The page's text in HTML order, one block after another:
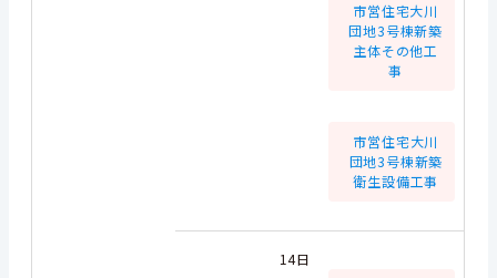
市営住宅大川
団地3号棟新築
主体その他工
事
市営住宅大川
団地3号棟新築
衛生設備工事
14日